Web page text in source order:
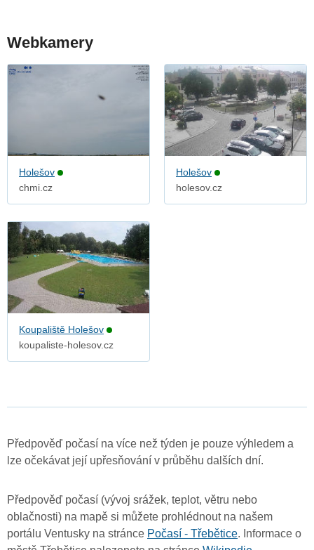
Webkamery
Holešov
chmi.cz
Holešov
holesov.cz
Koupaliště Holešov
koupaliste-holesov.cz
Předpověď počasí na více než týden je pouze výhledem a
lze očekávat její upřesňování v průběhu dalších dní.
Předpověď počasí (vývoj srážek, teplot, větru nebo
oblačnosti) na mapě si můžete prohlédnout na našem
portálu Ventusky na stránce Počasí - Třebětice. Informace o